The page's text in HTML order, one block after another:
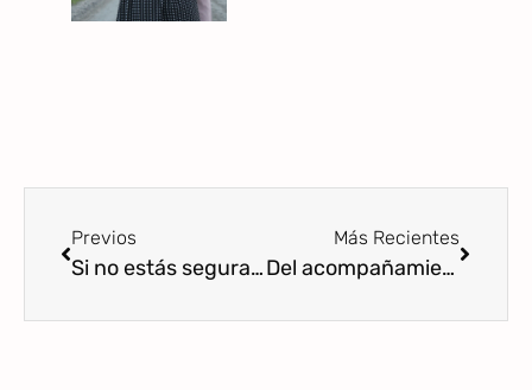
Previos
Si no estás segura de que vale la pena, no pongas el límite
Más Recientes
Del acompañamiento emocional a la apropiación de las emociones del otro